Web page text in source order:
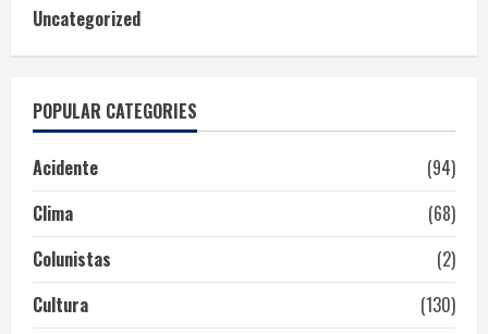
Uncategorized
POPULAR CATEGORIES
Acidente
(94)
Clima
(68)
Colunistas
(2)
Cultura
(130)